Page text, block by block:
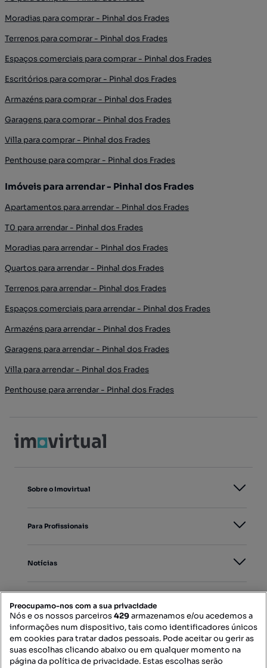
Moradias para comprar - Pinhal dos Frades
Terrenos para comprar - Pinhal dos Frades
Espaços comerciais para comprar - Pinhal dos Frades
Escritórios para comprar - Pinhal dos Frades
Armazéns para comprar - Pinhal dos Frades
Garagens para comprar - Pinhal dos Frades
Villa para comprar - Pinhal dos Frades
Penthouse para comprar - Pinhal dos Frades
Imóveis para arrendar - Pinhal dos Frades
Apartamentos para arrendar - Pinhal dos Frades
T0 para arrendar - Pinhal dos Frades
Moradias para arrendar - Pinhal dos Frades
Quartos para arrendar - Pinhal dos Frades
Terrenos para arrendar - Pinhal dos Frades
Espaços comerciais para arrendar - Pinhal dos Frades
Armazéns para arrendar - Pinhal dos Frades
Garagens para arrendar - Pinhal dos Frades
Villa para arrendar - Pinhal dos Frades
Penthouse para arrendar - Pinhal dos Frades
Sobre o Imovirtual
Para Profissionais
Notícias
Mapa do Site
Preocupamo-nos com a sua privacidade
Nós e os nossos parceiros429armazenamos e/ou acedemos a
informações num dispositivo, tais como identificadores únicos
em cookies para tratar dados pessoais. Pode aceitar ou gerir as
suas escolhas clicando abaixo ou em qualquer momento na
página da política de privacidade. Estas escolhas serão